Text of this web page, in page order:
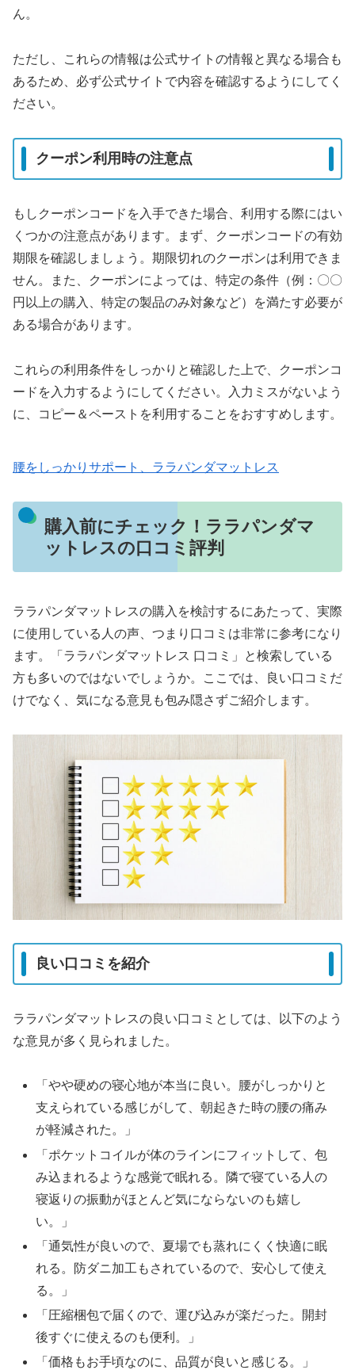
ん。
ただし、これらの情報は公式サイトの情報と異なる場合も
あるため、必ず公式サイトで内容を確認するようにしてく
ださい。
クーポン利用時の注意点
もしクーポンコードを入手できた場合、利用する際にはい
くつかの注意点があります。まず、クーポンコードの有効
期限を確認しましょう。期限切れのクーポンは利用できま
せん。また、クーポンによっては、特定の条件（例：〇〇
円以上の購入、特定の製品のみ対象など）を満たす必要が
ある場合があります。
これらの利用条件をしっかりと確認した上で、クーポンコ
ードを入力するようにしてください。入力ミスがないよう
に、コピー＆ペーストを利用することをおすすめします。
腰をしっかりサポート、ララパンダマットレス
購入前にチェック！ララパンダマ
ットレスの口コミ評判
ララパンダマットレスの購入を検討するにあたって、実際
に使用している人の声、つまり口コミは非常に参考になり
ます。「ララパンダマットレス 口コミ」と検索している
方も多いのではないでしょうか。ここでは、良い口コミだ
けでなく、気になる意見も包み隠さずご紹介します。
良い口コミを紹介
ララパンダマットレスの良い口コミとしては、以下のよう
な意見が多く見られました。
「やや硬めの寝心地が本当に良い。腰がしっかりと
支えられている感じがして、朝起きた時の腰の痛み
が軽減された。」
「ポケットコイルが体のラインにフィットして、包
み込まれるような感覚で眠れる。隣で寝ている人の
寝返りの振動がほとんど気にならないのも嬉し
い。」
「通気性が良いので、夏場でも蒸れにくく快適に眠
れる。防ダニ加工もされているので、安心して使え
る。」
「圧縮梱包で届くので、運び込みが楽だった。開封
後すぐに使えるのも便利。」
「価格もお手頃なのに、品質が良いと感じる。」